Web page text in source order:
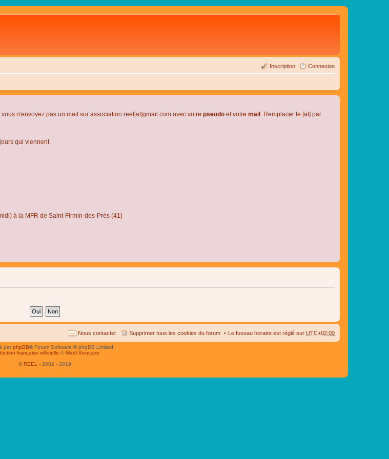
Connexion
Inscription
vous n'envoyez pas un mail sur association.reel[at]gmail.com avec votre pseudo et votre mail . Remplacer le [at] par
qui viennent.
à la MFR de Saint-Firmin-des-Près (41)
Le fuseau horaire est réglé sur UTC+02:00
Supprimer tous les cookies du forum
Nous contacter
parphpBB® Forum Software © phpBB Limited
française officielle © Maël Soucaze
© REEL - 2002 - 2019